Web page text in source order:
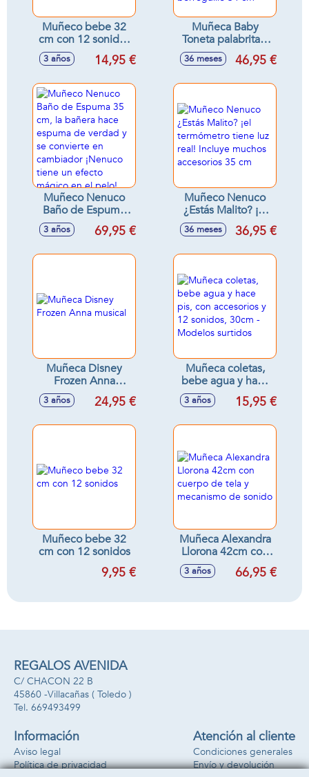
Muñeco bebe 32
cm con 12 sonidos
y accesorios -
Modelos surtidos
3 años 14,95 €
Muñeca Baby
Toneta palabritas,
(cuerpo tela)si
aprietas su barriga
36 meses 46,95 €
Muñeco Nenuco
Baño de Espuma
35 cm, la bañera
hace espuma de
mágico en el pelo!
3 años 69,95 €
Muñeco Nenuco
¿Estás Malito? ¡el
termómetro tiene
luz real! Incluye
36 meses 36,95 €
Muñeca Disney
Frozen Anna
musical
3 años 24,95 €
Muñeca coletas,
bebe agua y hace
pis, con accesorios
y 12 sonidos, 30cm
3 años 15,95 €
Muñeco bebe 32
cm con 12 sonidos
9,95 €
Muñeca Alexandra
Llorona 42cm con
cuerpo de tela y
mecanismo de
3 años 66,95 €
REGALOS AVENIDA
C/ CHACON 22 B
45860 -Villacañas ( Toledo )
669493499
Información
Aviso legal
Política de privacidad
Atención al cliente
Condiciones generales
Envío y devolución